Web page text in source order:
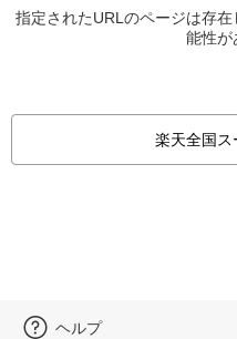
指定されたURLのページは存
能性が
楽天全国ス
ヘルプ